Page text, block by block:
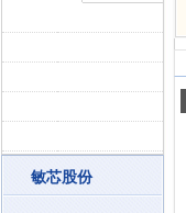
敏芯股份